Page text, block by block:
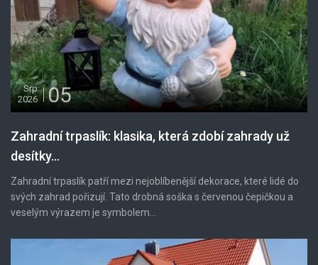
Srp
2026
05
Zahradní trpaslík: klasika, která zdobí zahrady už
desítky...
Zahradní trpaslík patří mezi nejoblíbenější dekorace, které lidé do
svých zahrad pořizují. Tato drobná soška s červenou čepičkou a
veselým výrazem je symbolem...